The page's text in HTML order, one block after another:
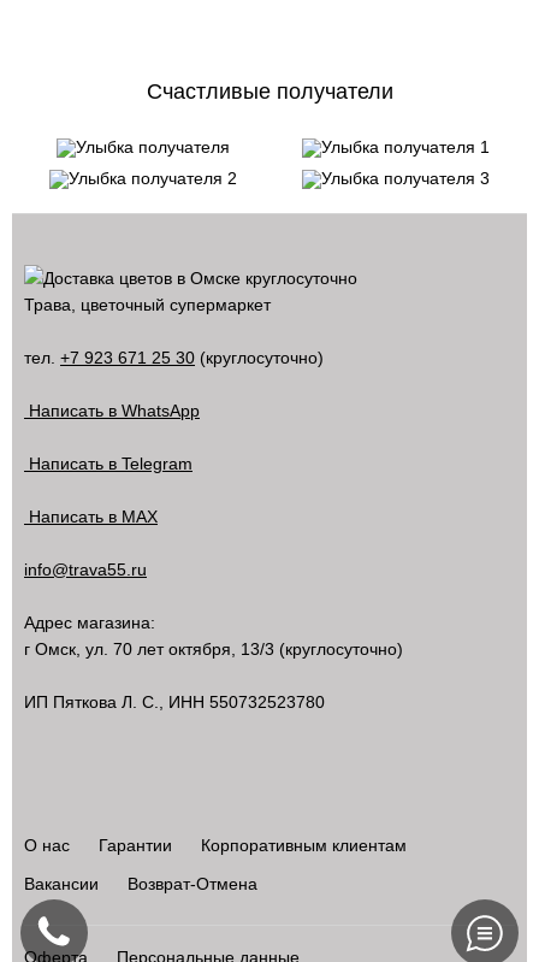
Счастливые получатели
Трава, цветочный супермаркет
тел. +7 923 671 25 30 (круглосуточно)
Написать в WhatsApp
Написать в Telegram
Написать в MAX
info@trava55.ru
Адрес магазина:
г Омск ул. 70 лет октября, 13/3 (круглосуточно)
ИП Пяткова Л. С., ИНН 550732523780
О нас Гарантии
Корпоративным клиентам
Вакансии
Возврат-Отмена
Оферта Персональные данные